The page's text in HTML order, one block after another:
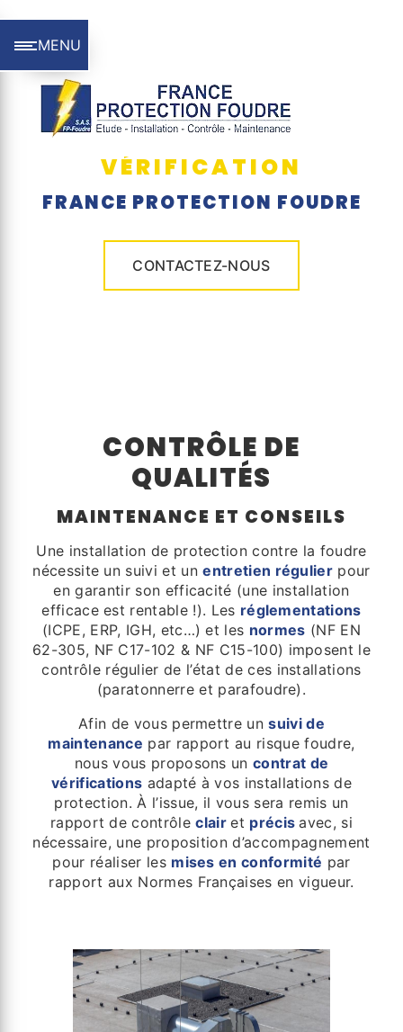
MENU
VÉRIFICATION
FRANCE PROTECTION FOUDRE
CONTACTEZ-NOUS
CONTRÔLE DE
QUALITÉS
MAINTENANCE ET CONSEILS
Une installation de protection contre la foudre
nécessite un suivi et unentretien régulier pour
en garantir son efficacité (une installation
efficace est rentable !). Les réglementations
(ICPE, ERP, IGH, etc…) et les normes (NF EN
62-305, NF C17-102 & NF C15-100) imposent le
contrôle régulier de l’état de ces installations
(paratonnerre et parafoudre).
Afin de vous permettre unsuivi de
maintenance par rapport au risque foudre,
nous vous proposons uncontrat de
vérifications adapté à vos installations de
protection. À l’issue, il vous sera remis un
rapport de contrôleclairet précisavec, si
nécessaire, une proposition d’accompagnement
pour réaliser les mises en conformité par
rapport aux Normes Françaises en vigueur.